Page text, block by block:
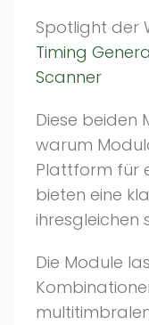
Spotlight der
Timing
Scanner
Diese beiden
warum
Plattform für
bieten eine
ihresgleichen
Die Module